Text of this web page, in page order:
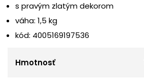
s pravým zlatým dekorom
váha: 1,5 kg
kód: 4005169197536
Hmotnosť